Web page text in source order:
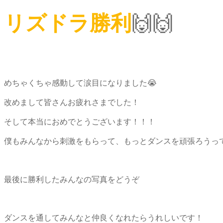
リズドラ勝利🙌🙌
めちゃくちゃ感動して涙目になりました😭
改めまして皆さんお疲れさまでした！
そして本当におめでとうございます！！！
僕もみんなから刺激をもらって、もっとダンスを頑張ろうっ
最後に勝利したみんなの写真をどうぞ
ダンスを通してみんなと仲良くなれたらうれしいです！